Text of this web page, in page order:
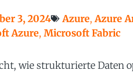
3, 2024 Azure,Azure
Azure, Microsoft Fabric
wie strukturierte Daten